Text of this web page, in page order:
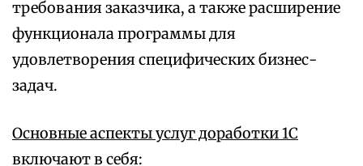
требования заказчика, а также расширение
функционала программы для
удовлетворения специфических бизнес-
задач.
Основные аспекты услуг доработки 1С
включают в себя: